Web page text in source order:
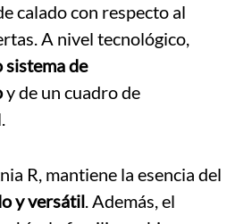
calado con respecto al
A nivel tecnológico,
sistema de
y de un cuadro de
R, mantiene la esencia del
y versátil. Además, el